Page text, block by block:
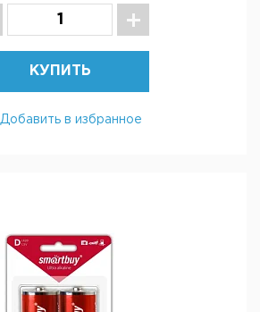
КУПИТЬ
Добавить в избранное